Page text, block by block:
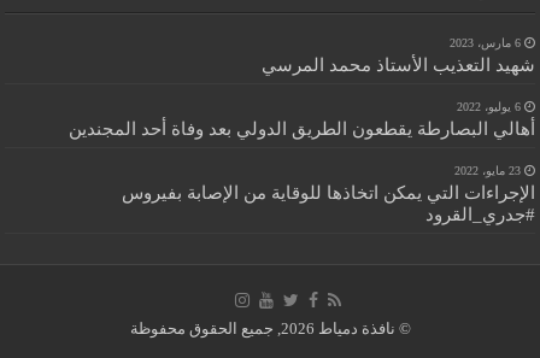
6 مارس، 2023
شهيد التعذيب الأستاذ محمد المرسي
6 يوليو، 2022
أهالي البصارطة يقطعون الطريق الدولي بعد وفاة أحد المجندين
23 مايو، 2022
الإجراءات التي يمكن اتخاذها للوقاية من الإصابة بفيروس
#جدري_القرود
© نافذة دمياط 2026, جميع الحقوق محفوظة